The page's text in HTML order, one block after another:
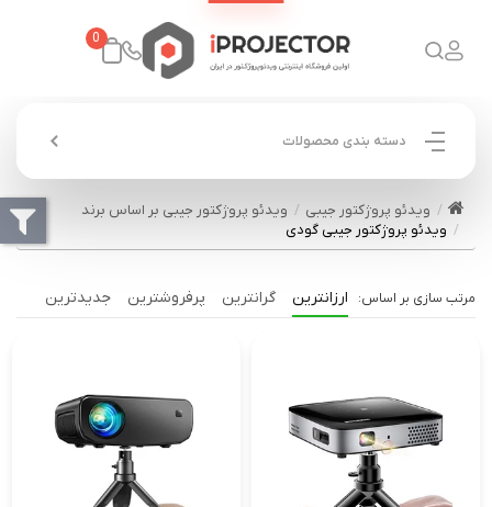
0
دسته بندی محصولات
ویدئو پروژکتور جیبی
ویدئو پروژکتور جیبی بر اساس برند
ویدئو پروژکتور جیبی گودی
ارزانترین گرانترین پرفروشترین جدیدترین